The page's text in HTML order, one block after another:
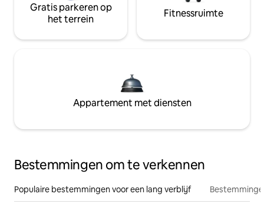
Gratis parkeren op
het terrein
Fitnessruimte
Appartement met diensten
Bestemmingen om te verkennen
Populaire bestemmingen voor een lang verblijf